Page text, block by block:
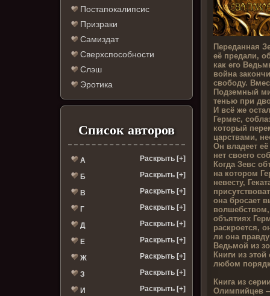
Постапокалипсис
Призраки
Самиздат
Сверхспособности
Слэш
Эротика
Список авторов
А Раскрыть [+]
Б Раскрыть [+]
В Раскрыть [+]
Г Раскрыть [+]
Д Раскрыть [+]
Е Раскрыть [+]
Ж Раскрыть [+]
З Раскрыть [+]
И Раскрыть [+]
Переданная
её предали,
как его
война
свободу.
Подземный
тенью при
И всё же
Гермес,
который
царствами,
Он владеет
нет своего
Когда Зевс
на котором
невесту,
она бросает
объятиях
раскроется,
ли она правду
Ведьмой из
Книги из
любом
Книга из
Олимпийцев